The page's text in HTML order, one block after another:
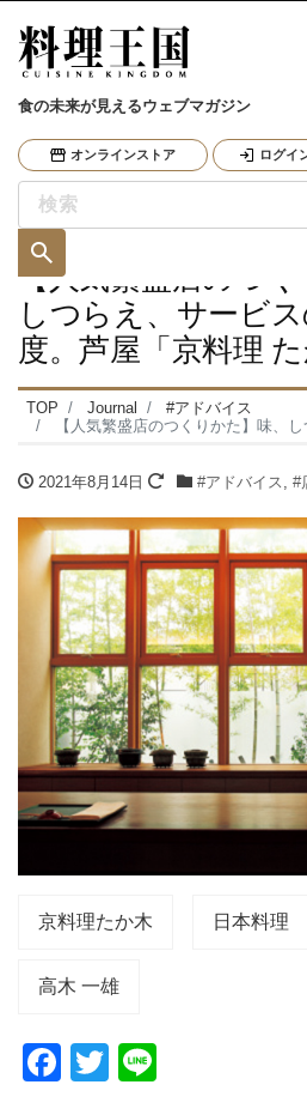
食の未来が見えるウェブマガジン
オンラインストア ログイ
【人気繁盛店のつく
しつらえ、サービ
度。芦屋「京料理 た
TOP Journal
#アドバイス
【人気繁盛店のつくりかた】味、しつらえ、サー
2021年8月14日 #アドバイス, #
京料理たか木 日本料理
高木 一雄
F
T